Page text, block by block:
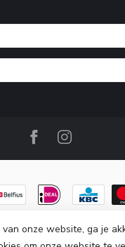
onze website, ga je